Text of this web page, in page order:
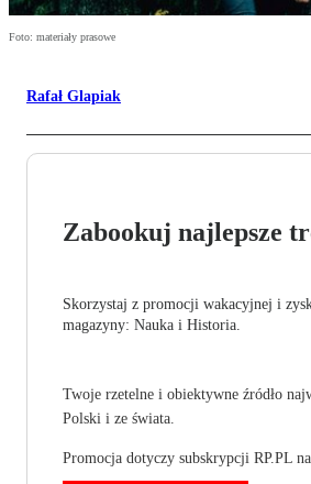
Foto: materiały prasowe
Rafał Glapiak
Zabookuj najlepsze
Skorzystaj z promocji wakacyjnej i
magazyny: Nauka i Historia.
Twoje rzetelne i obiektywne źródło
Polski i ze świata.
Promocja dotyczy subskrypcji RP.PL